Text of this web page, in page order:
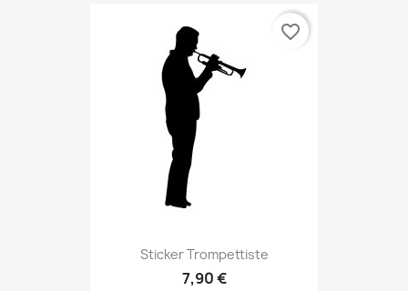
Sticker Trompettiste
7,90 €
favorite_border